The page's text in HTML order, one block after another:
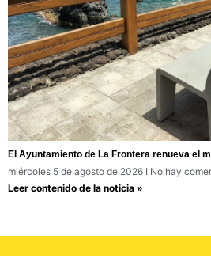
El Ayuntamiento de La Frontera renueva el
miércoles 5 de agosto de 2026
No hay
Leer contenido de la noticia »